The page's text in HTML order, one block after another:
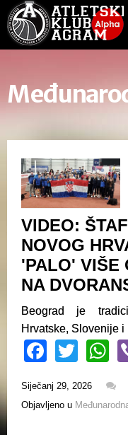
VIDEO:
NOVOG
'PALO' VIŠE
NA
Beograd je
Hrvatske, Slovenije i
F
c
e
T
tt
er
at
s
Siječanj 29, 2026
Objavljeno u